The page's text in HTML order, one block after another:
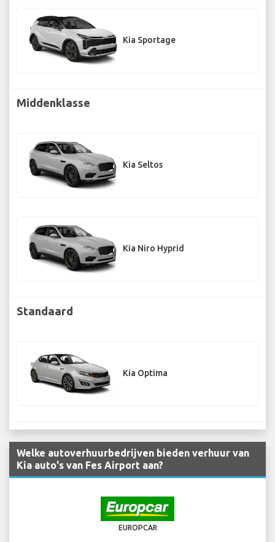
Kia Sportage
Middenklasse
Kia Seltos
Kia Niro Hyprid
Standaard
Kia Optima
Welke autoverhuurbedrijven bieden verhuur van
Kia auto's van Fes Airport aan?
EUROPCAR